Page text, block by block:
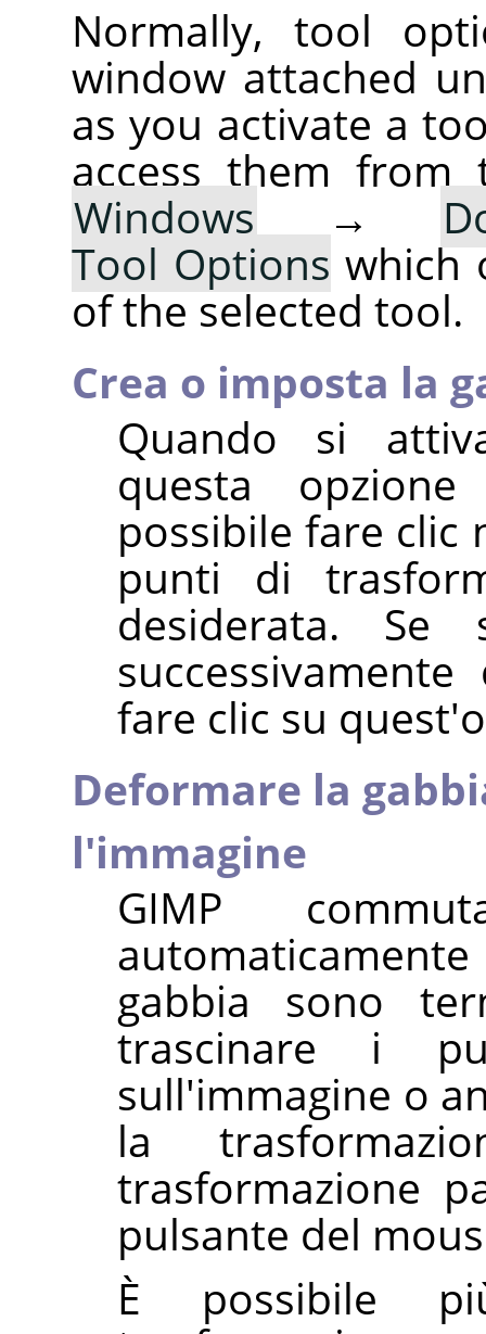
Normally, tool
window attached
as you activate a
access them from
Windows →
Tool Options which
of the selected tool.
Crea o imposta la
Quando si
questa
possibile fare clic
punti di
desiderata. Se
fare clic su
Deformare la
l'immagine
GIMP
gabbia sono
trascinare i
sull'immagine o
la
trasformazione
pulsante del
È possibile